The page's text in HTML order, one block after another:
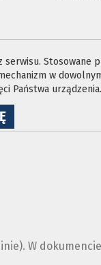
w
Państwa urządzenia.
NA
W